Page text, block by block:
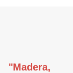
"Madera,